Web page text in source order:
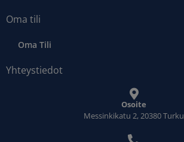
Oma tili
Oma Tili
Yhteystiedot
Osoite
Messinkikatu 2, 20380 Turku